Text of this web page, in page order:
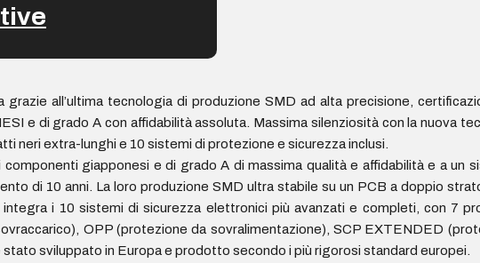
all’ultima tecnologia di produzione SMD ad alta precisione,
e di grado A con affidabilità assoluta. Massima silenziosità con la nuova
neri extra-lunghi e 10 sistemi di protezione e sicurezza inclusi.
componenti giapponesi e di grado A di massima qualità e affidabilità e a un
di 10 anni. La loro produzione SMD ultra stabile su un PCB a doppio
i 10 sistemi di sicurezza elettronici più avanzati e completi, con 7
OPP (protezione da sovralimentazione), SCP EXTENDED
sviluppato in Europa e prodotto secondo i più rigorosi standard europei.